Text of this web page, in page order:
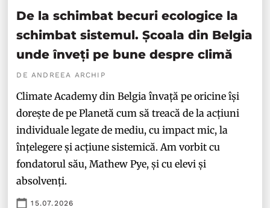
De la schimbat becuri ecologice la
schimbat sistemul. Școala din Belgia
unde înveți pe bune despre climă
DE ANDREEA ARCHIP
Climate Academy din Belgia învață pe oricine își
dorește de pe Planetă cum să treacă de la acțiuni
individuale legate de mediu, cu impact mic, la
înțelegere și acțiune sistemică. Am vorbit cu
fondatorul său, Mathew Pye, și cu elevi și
absolvenți.
15.07.2026